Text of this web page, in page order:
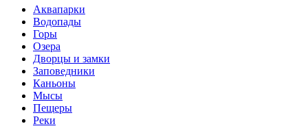
Аквапарки
Водопады
Горы
Озера
Дворцы и замки
Заповедники
Каньоны
Мысы
Пещеры
Реки